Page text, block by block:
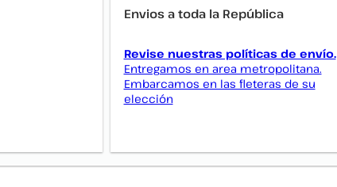
Envios a toda la República
Revise nuestras políticas de envío.
Entregamos en area metropolitana.
Embarcamos en las fleteras de su
elección